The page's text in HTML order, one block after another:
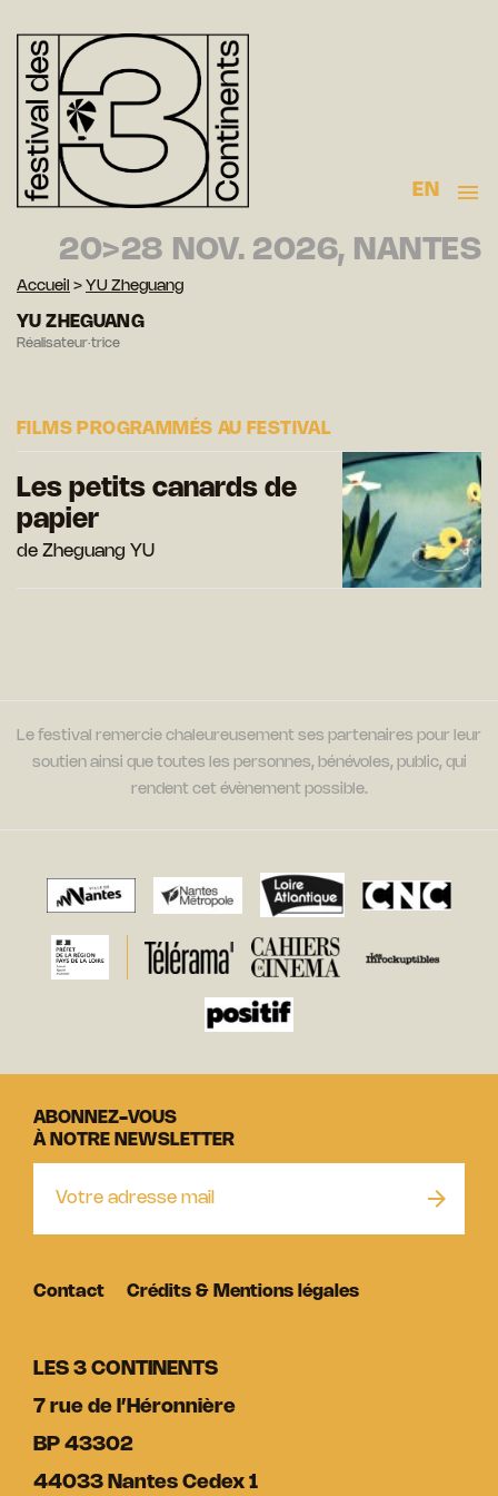
EN
20>28 NOV. 2026, NANTES
Accueil > YU Zheguang
YU ZHEGUANG
Réalisateur·trice
FILMS PROGRAMMÉS AU FESTIVAL
Les petits canards de
papier
de Zheguang YU
Le festival remercie chaleureusement ses partenaires pour leur
soutien ainsi que toutes les personnes, bénévoles, public, qui
rendent cet évènement possible.
LES 3 CONTINENTS
7 rue de l’Héronnière
BP 43302
44033 Nantes Cedex 1
ABONNEZ-VOUS
À NOTRE NEWSLETTER
Contact Crédits & Mentions légales